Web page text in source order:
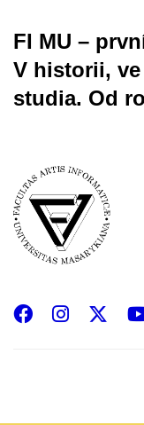
FI MU –
V historii,
studia. Od